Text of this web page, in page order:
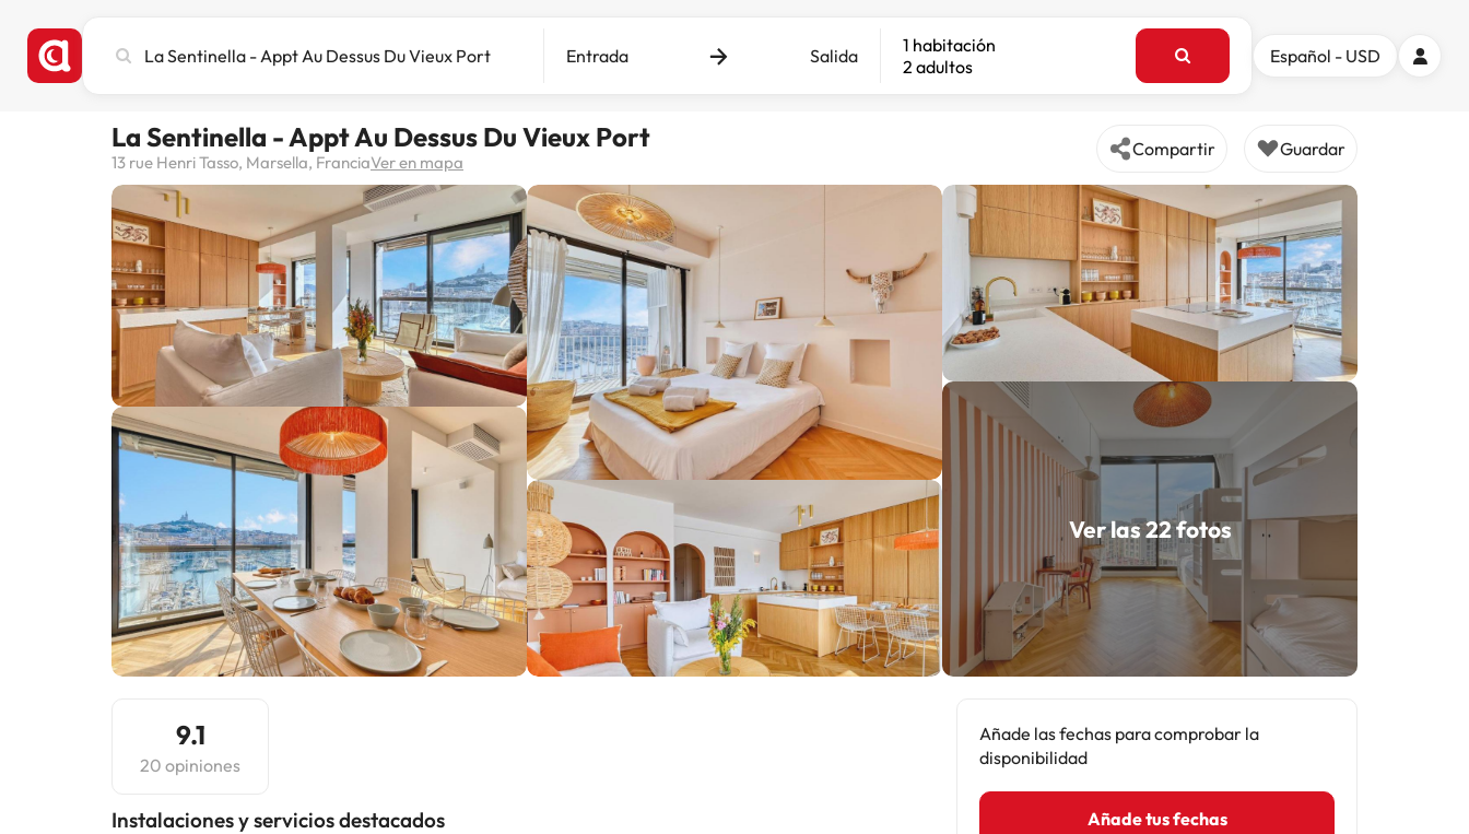
ciudad,
destino
Entrada Salida
1 habitación
2 adultos
Español - USD
La Sentinella - Appt Au Dessus Du Vieux Port
13 rue Henri Tasso, Marsella, FranciaVer en mapa
Compartir Guardar
Ver las 22 fotos
9.1
20 opiniones
Instalaciones y servicios destacados
Añade las fechas para comprobar la
disponibilidad
Añade tus fechas